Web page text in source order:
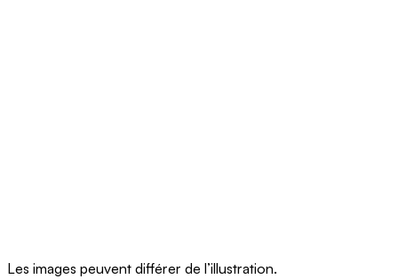
Les images peuvent différer de l’illustration.